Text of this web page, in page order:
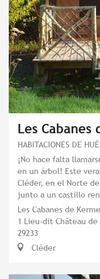
Les Cabanes
HABITACIONES DE
¡No hace falta
en un árbol! Este
Cléder, en el Norte
junto a un castillo
Les Cabanes de
1 Lieu-dit Château de
29233
Cléder